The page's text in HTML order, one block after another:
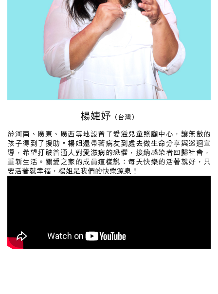
楊婕妤 （台灣）
於河南、廣東、廣西等地設置了愛滋兒童照顧中心，讓無數的
孩子得到了援助。楊姐還帶著病友到處去做生命分享與巡迴宣
導，希望打破普通人對愛滋病的恐懼，接納感染者回歸社會，
重新生活。關愛之家的成員這樣說：每天快樂的活著就好，只
要活著就幸福，楊姐是我們的快樂源泉！